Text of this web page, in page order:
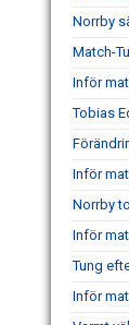
Norrby
Match-
Inför
Tobias
Inför
Norrby
Inför
Tung
Inför